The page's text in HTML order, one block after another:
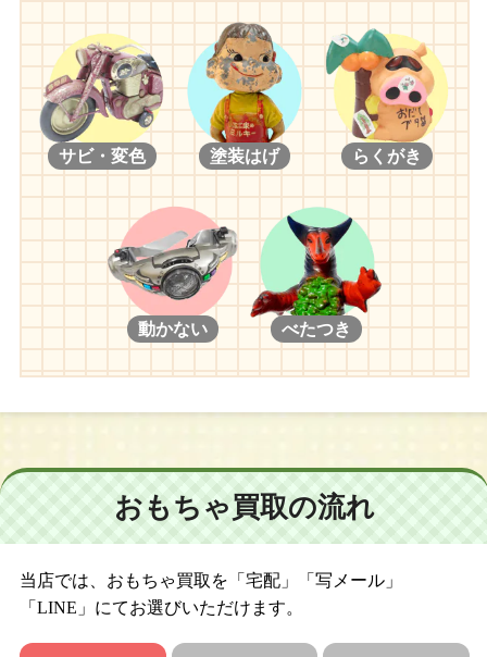
サビ・変色 塗装はげ らくがき
動かない べたつき
おもちゃ買取の流れ
当店では、おもちゃ買取を「宅配」「写メール」
「LINE」にてお選びいただけます。